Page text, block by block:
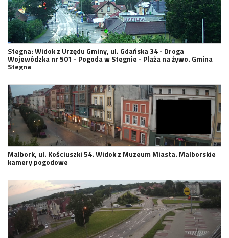
Stegna: Widok z Urzędu Gminy, ul. Gdańska 34 - Droga
Wojewódzka nr 501 - Pogoda w Stegnie - Plaża na żywo. Gmina
Stegna
Malbork, ul. Kościuszki 54. Widok z Muzeum Miasta. Malborskie
kamery pogodowe